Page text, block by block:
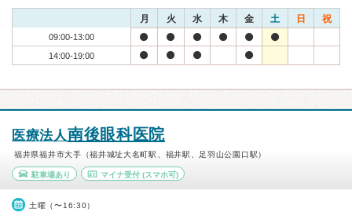
月 火 水 木 金 土 日 祝
09:00-13:00
14:00-19:00
医療法人南後眼科医院
福井県福井市大手（福井城址大名町駅、福井駅、足羽山公園口駅）
駐車場あり マイナ受付(スマホ可)
土曜（〜16:30）